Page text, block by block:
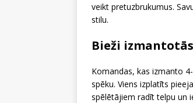
veikt pretuzbrukumus.
stilu.
Bieži
Komandas, kas izmanto
spēku. Viens izplatīts
spēlētājiem radīt telpu un